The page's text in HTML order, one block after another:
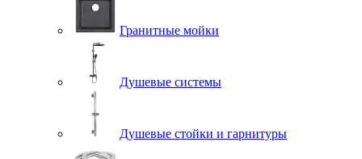
Гранитные мойки
Душевые системы
Душевые стойки и гарнитуры